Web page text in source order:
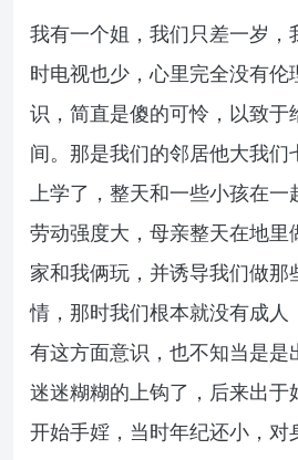
我有一个姐，我们只差一岁，
时电视也少，心里完全没有伦
识，简直是傻的可怜，以致于
间。那是我们的邻居他大我们
上学了，整天和一些小孩在一
劳动强度大，母亲整天在地里
家和我俩玩，并诱导我们做那
情，那时我们根本就没有成人
有这方面意识，也不知当是是
迷迷糊糊的上钩了，后来出于
开始手婬，当时年纪还小，对